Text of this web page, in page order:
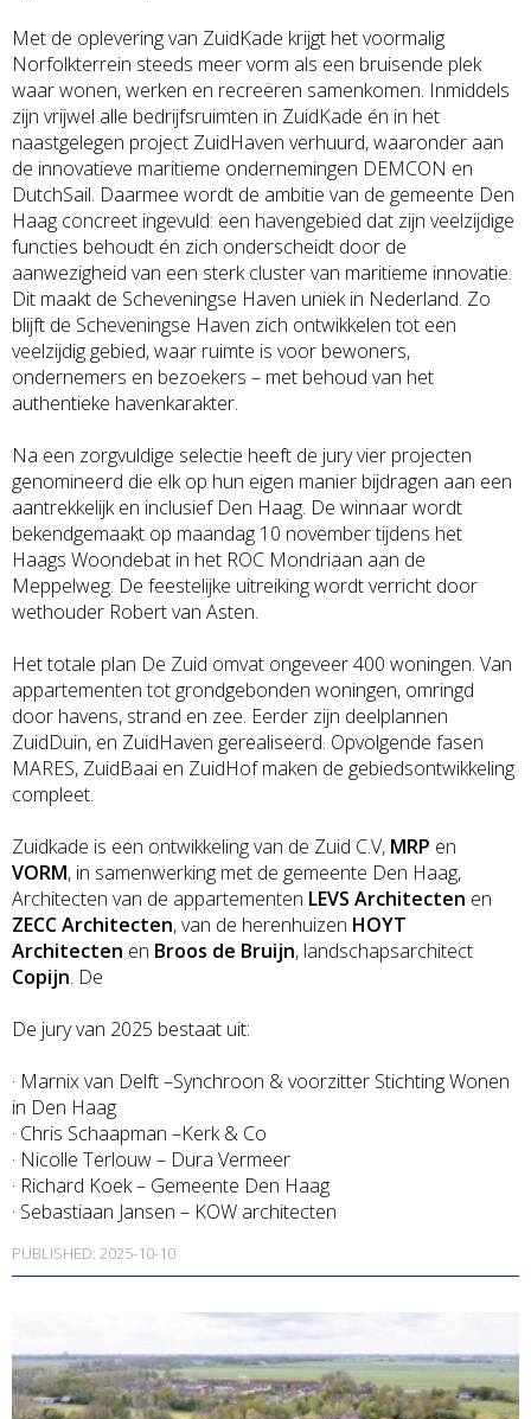
Met de oplevering van ZuidKade krijgt het voormalig
Norfolkterrein steeds meer vorm als een bruisende plek
waar wonen, werken en recreëren samenkomen. Inmiddels
zijn vrijwel alle bedrijfsruimten in ZuidKade én in het
naastgelegen project ZuidHaven verhuurd, waaronder aan
de innovatieve maritieme ondernemingen DEMCON en
DutchSail. Daarmee wordt de ambitie van de gemeente Den
Haag concreet ingevuld: een havengebied dat zijn veelzijdige
functies behoudt én zich onderscheidt door de
aanwezigheid van een sterk cluster van maritieme innovatie.
Dit maakt de Scheveningse Haven uniek in Nederland. Zo
blijft de Scheveningse Haven zich ontwikkelen tot een
veelzijdig gebied, waar ruimte is voor bewoners,
ondernemers en bezoekers – met behoud van het
authentieke havenkarakter.
Na een zorgvuldige selectie heeft de jury vier projecten
genomineerd die elk op hun eigen manier bijdragen aan een
aantrekkelijk en inclusief Den Haag. De winnaar wordt
bekendgemaakt op maandag 10 november tijdens het
Haags Woondebat in het ROC Mondriaan aan de
Meppelweg. De feestelijke uitreiking wordt verricht door
wethouder Robert van Asten.
Het totale plan De Zuid omvat ongeveer 400 woningen. Van
appartementen tot grondgebonden woningen, omringd
door havens, strand en zee. Eerder zijn deelplannen
ZuidDuin, en ZuidHaven gerealiseerd. Opvolgende fasen
MARES, ZuidBaai en ZuidHof maken de gebiedsontwikkeling
compleet.
Zuidkade is een ontwikkeling van de Zuid C.V, MRP en
VORM, in samenwerking met de gemeente Den Haag,
Architecten van de appartementen LEVS Architecten en
ZECC Architecten, van de herenhuizen HOYT
Architecten en Broos de Bruijn, landschapsarchitect
Copijn. De
De jury van 2025 bestaat uit:
· Marnix van Delft –Synchroon & voorzitter Stichting Wonen
in Den Haag
· Chris Schaapman –Kerk & Co
· Nicolle Terlouw – Dura Vermeer
· Richard Koek – Gemeente Den Haag
· Sebastiaan Jansen – KOW architecten
PUBLISHED: 2025-10-10